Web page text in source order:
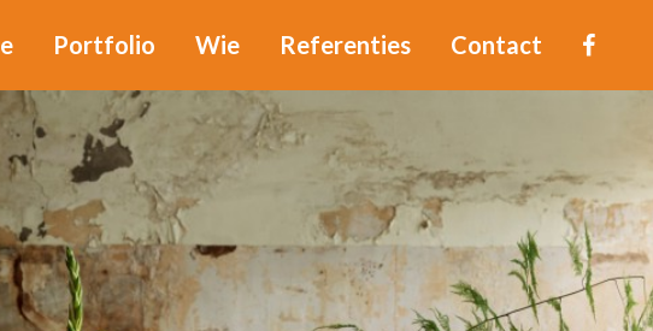
Portfolio Wie Referenties Contact